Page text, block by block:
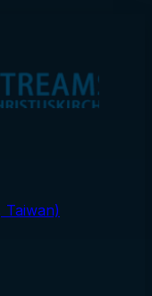
Taiwan)